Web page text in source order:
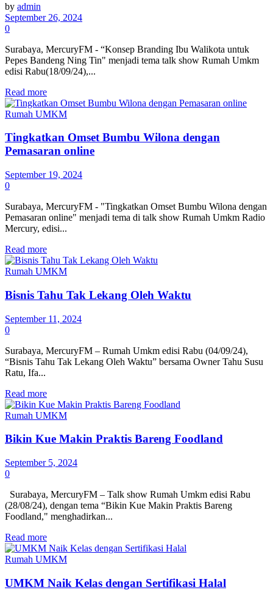
by admin
September 26, 2024
0
Surabaya, MercuryFM - “Konsep Branding Ibu Walikota untuk
Pepes Bandeng Ning Tin" menjadi tema talk show Rumah Umkm
edisi Rabu(18/09/24),...
Read moreDetails
Rumah UMKM
Tingkatkan Omset Bumbu Wilona dengan
Pemasaran online
September 19, 2024
0
Surabaya, MercuryFM - "Tingkatkan Omset Bumbu Wilona dengan
Pemasaran online" menjadi tema di talk show Rumah Umkm Radio
Mercury, edisi...
Read moreDetails
Rumah UMKM
Bisnis Tahu Tak Lekang Oleh Waktu
September 11, 2024
0
Surabaya, MercuryFM – Rumah Umkm edisi Rabu (04/09/24),
“Bisnis Tahu Tak Lekang Oleh Waktu” bersama Owner Tahu Susu
Ratu, Ifa...
Read moreDetails
Rumah UMKM
Bikin Kue Makin Praktis Bareng Foodland
September 5, 2024
0
Surabaya, MercuryFM – Talk show Rumah Umkm edisi Rabu
(28/08/24), dengan tema “Bikin Kue Makin Praktis Bareng
Foodland," menghadirkan...
Read moreDetails
Rumah UMKM
UMKM Naik Kelas dengan Sertifikasi Halal